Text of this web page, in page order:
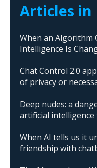
Articles in
When an Algorithm
Intelligence Is
Chat Control 2.0
of privacy or
Deep nudes: a
artificial
When AI tells us it
friendship with